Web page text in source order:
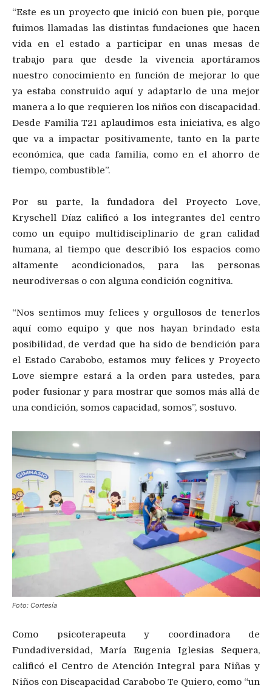
“Este es un proyecto que inició con buen pie, porque
fuimos llamadas las distintas fundaciones que hacen
vida en el estado a participar en unas mesas de
trabajo para que desde la vivencia aportáramos
nuestro conocimiento en función de mejorar lo que
ya estaba construido aquí y adaptarlo de una mejor
manera a lo que requieren los niños con discapacidad.
Desde Familia T21 aplaudimos esta iniciativa, es algo
que va a impactar positivamente, tanto en la parte
económica, que cada familia, como en el ahorro de
tiempo, combustible”.
Por su parte, la fundadora del Proyecto Love,
Kryschell Díaz calificó a los integrantes del centro
como un equipo multidisciplinario de gran calidad
humana, al tiempo que describió los espacios como
altamente acondicionados, para las personas
neurodiversas o con alguna condición cognitiva.
“Nos sentimos muy felices y orgullosos de tenerlos
aquí como equipo y que nos hayan brindado esta
posibilidad, de verdad que ha sido de bendición para
el Estado Carabobo, estamos muy felices y Proyecto
Love siempre estará a la orden para ustedes, para
poder fusionar y para mostrar que somos más allá de
una condición, somos capacidad, somos”, sostuvo.
Foto: Cortesía
Como psicoterapeuta y coordinadora de
Fundadiversidad, María Eugenia Iglesias Sequera,
calificó el Centro de Atención Integral para Niñas y
Niños con Discapacidad Carabobo Te Quiero, como “un